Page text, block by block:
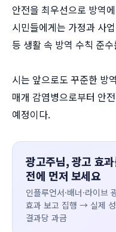
안전을 최우선으로 방역
시민들에게는 가정과 사
등 생활 속 방역 수칙 준
시는 앞으로도 꾸준한 방
매개 감염병으로부터 안
예정이다.
광고주님, 광고 효
전에 먼저 보세요
인플루언서·배너·라이브
효과 보고 집행 → 실제 성
결과당 과금